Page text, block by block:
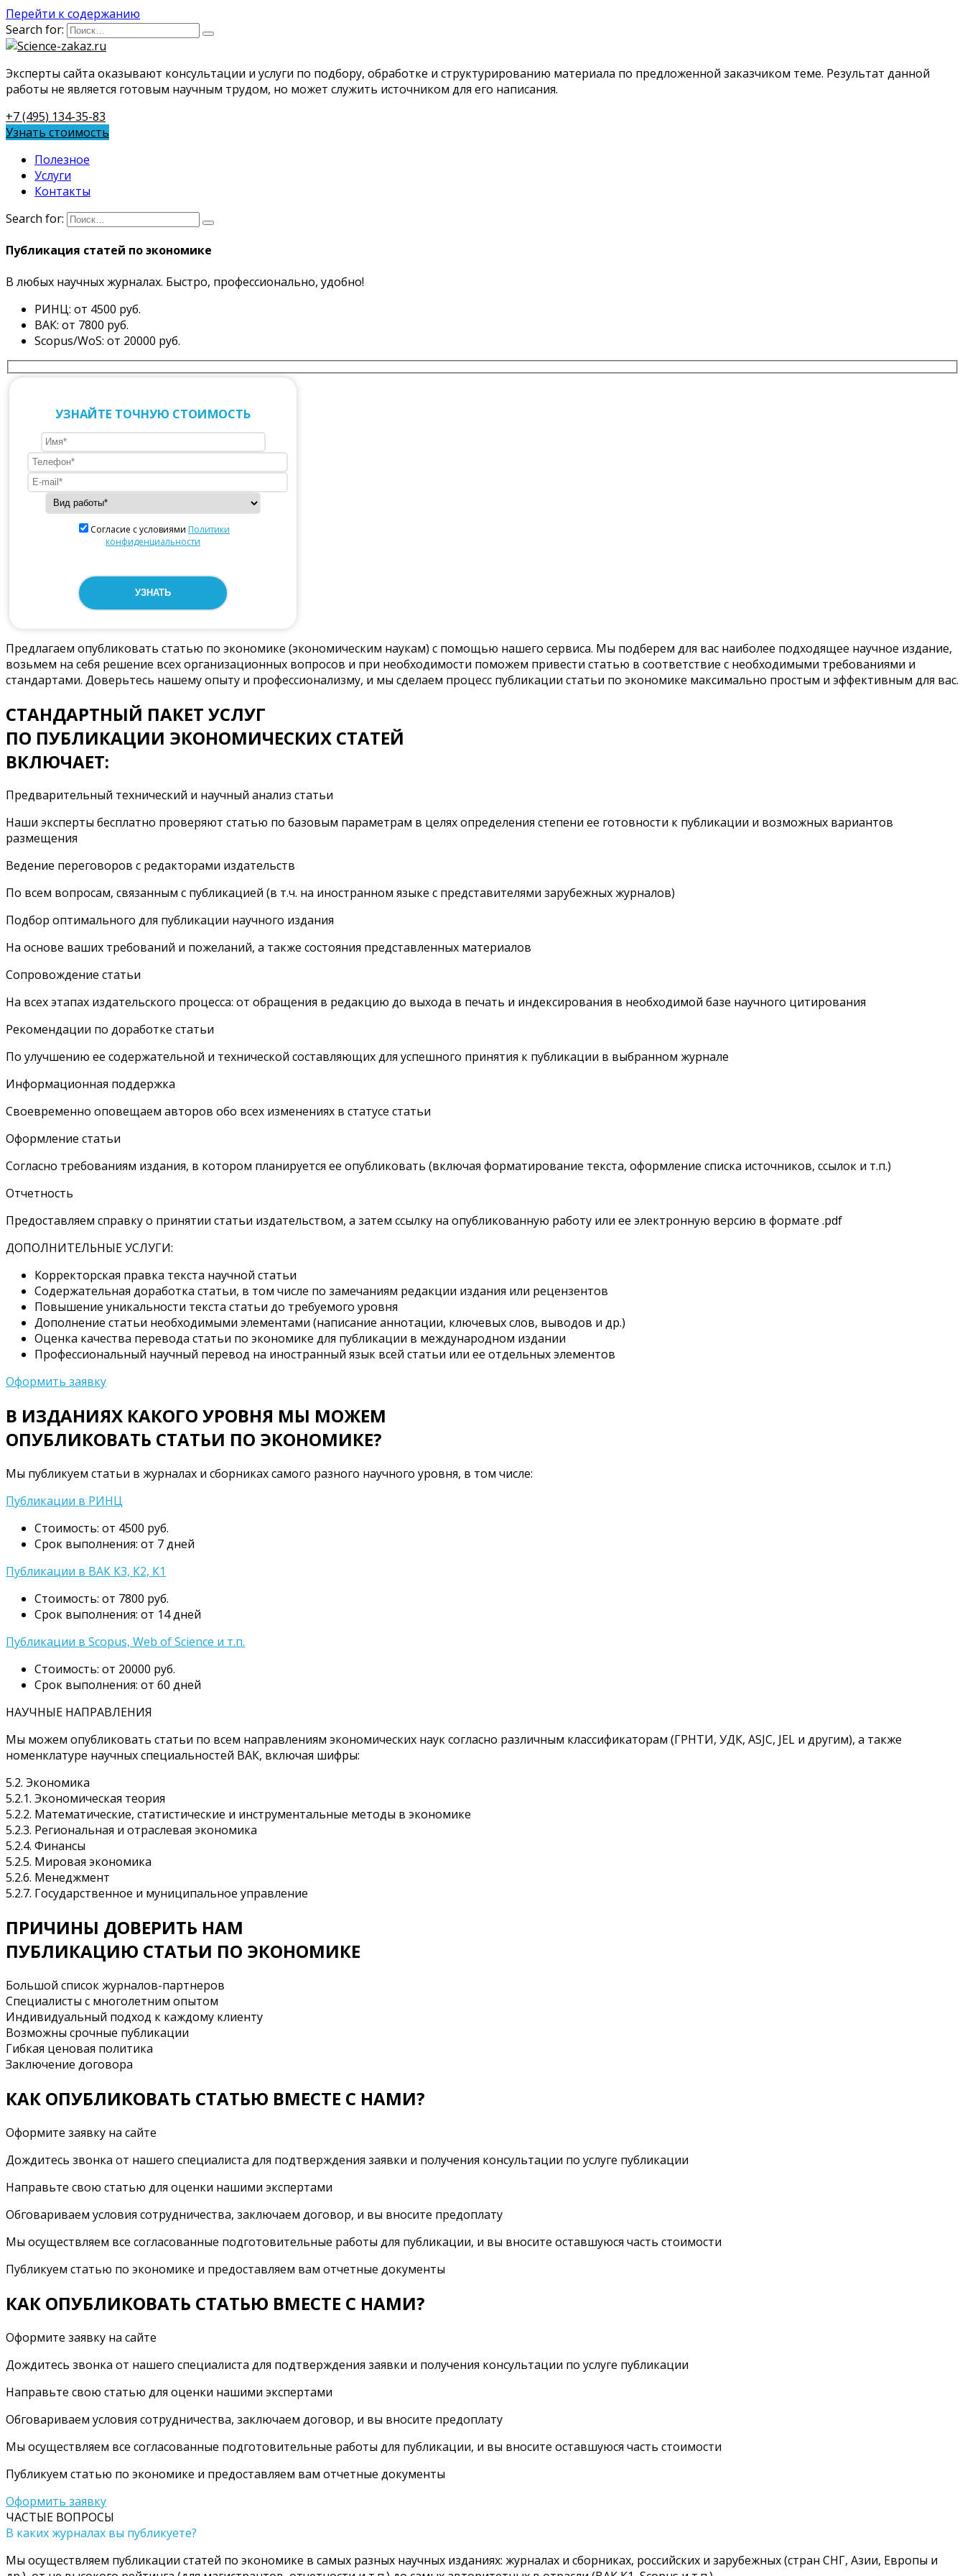
Перейти к содержанию
Search for:
Эксперты сайта оказывают консультации и услуги по подбору, обработке и структурированию материала по предложенной заказчиком теме. Результат данной
работы не является готовым научным трудом, но может служить источником для его написания.
+7 (495) 134-35-83
Узнать стоимость
Полезное
Услуги
Контакты
Search for:
Публикация статей по экономике
В любых научных журналах. Быстро, профессионально, удобно!
РИНЦ: от 4500 руб.
ВАК: от 7800 руб.
Scopus/WoS: от 20000 руб.
УЗНАЙТЕ ТОЧНУЮ СТОИМОСТЬ
Согласие с условиями Политики
конфиденциальности
Оставьте это поле пустым.
Предлагаем опубликовать статью по экономике (экономическим наукам) с помощью нашего сервиса. Мы подберем для вас наиболее подходящее научное издание,
возьмем на себя решение всех организационных вопросов и при необходимости поможем привести статью в соответствие с необходимыми требованиями и
стандартами. Доверьтесь нашему опыту и профессионализму, и мы сделаем процесс публикации статьи по экономике максимально простым и эффективным для вас.
СТАНДАРТНЫЙ ПАКЕТ УСЛУГ
ПО ПУБЛИКАЦИИ ЭКОНОМИЧЕСКИХ СТАТЕЙ
ВКЛЮЧАЕТ:
Предварительный технический и научный анализ статьи
Наши эксперты бесплатно проверяют статью по базовым параметрам в целях определения степени ее готовности к публикации и возможных вариантов
размещения
Ведение переговоров с редакторами издательств
По всем вопросам, связанным с публикацией (в т.ч. на иностранном языке с представителями зарубежных журналов)
Подбор оптимального для публикации научного издания
На основе ваших требований и пожеланий, а также состояния представленных материалов
Сопровождение статьи
На всех этапах издательского процесса: от обращения в редакцию до выхода в печать и индексирования в необходимой базе научного цитирования
Рекомендации по доработке статьи
По улучшению ее содержательной и технической составляющих для успешного принятия к публикации в выбранном журнале
Информационная поддержка
Своевременно оповещаем авторов обо всех изменениях в статусе статьи
Оформление статьи
Согласно требованиям издания, в котором планируется ее опубликовать (включая форматирование текста, оформление списка источников, ссылок и т.п.)
Отчетность
Предоставляем справку о принятии статьи издательством, а затем ссылку на опубликованную работу или ее электронную версию в формате .pdf
ДОПОЛНИТЕЛЬНЫЕ УСЛУГИ:
Корректорская правка текста научной статьи
Содержательная доработка статьи, в том числе по замечаниям редакции издания или рецензентов
Повышение уникальности текста статьи до требуемого уровня
Дополнение статьи необходимыми элементами (написание аннотации, ключевых слов, выводов и др.)
Оценка качества перевода статьи по экономике для публикации в международном издании
Профессиональный научный перевод на иностранный язык всей статьи или ее отдельных элементов
Оформить заявку
В ИЗДАНИЯХ КАКОГО УРОВНЯ МЫ МОЖЕМ
ОПУБЛИКОВАТЬ СТАТЬИ ПО ЭКОНОМИКЕ?
Мы публикуем статьи в журналах и сборниках самого разного научного уровня, в том числе:
Публикации в РИНЦ
Стоимость: от 4500 руб.
Срок выполнения: от 7 дней
Публикации в ВАК К3, К2, К1
Стоимость: от 7800 руб.
Срок выполнения: от 14 дней
Публикации в Scopus, Web of Science и т.п.
Стоимость: от 20000 руб.
Срок выполнения: от 60 дней
НАУЧНЫЕ НАПРАВЛЕНИЯ
Мы можем опубликовать статьи по всем направлениям экономических наук согласно различным классификаторам (ГРНТИ, УДК, ASJC, JEL и другим), а также
номенклатуре научных специальностей ВАК, включая шифры:
5.2. Экономика
5.2.1. Экономическая теория
5.2.2. Математические, статистические и инструментальные методы в экономике
5.2.3. Региональная и отраслевая экономика
5.2.4. Финансы
5.2.5. Мировая экономика
5.2.6. Менеджмент
5.2.7. Государственное и муниципальное управление
ПРИЧИНЫ ДОВЕРИТЬ НАМ
ПУБЛИКАЦИЮ СТАТЬИ ПО ЭКОНОМИКЕ
Большой список журналов-партнеров
Специалисты с многолетним опытом
Индивидуальный подход к каждому клиенту
Возможны срочные публикации
Гибкая ценовая политика
Заключение договора
КАК ОПУБЛИКОВАТЬ СТАТЬЮ ВМЕСТЕ С НАМИ?
Оформите заявку на сайте
Дождитесь звонка от нашего специалиста для подтверждения заявки и получения консультации по услуге публикации
Направьте свою статью для оценки нашими экспертами
Обговариваем условия сотрудничества, заключаем договор, и вы вносите предоплату
Мы осуществляем все согласованные подготовительные работы для публикации, и вы вносите оставшуюся часть стоимости
Публикуем статью по экономике и предоставляем вам отчетные документы
КАК ОПУБЛИКОВАТЬ СТАТЬЮ ВМЕСТЕ С НАМИ?
Оформите заявку на сайте
Дождитесь звонка от нашего специалиста для подтверждения заявки и получения консультации по услуге публикации
Направьте свою статью для оценки нашими экспертами
Обговариваем условия сотрудничества, заключаем договор, и вы вносите предоплату
Мы осуществляем все согласованные подготовительные работы для публикации, и вы вносите оставшуюся часть стоимости
Публикуем статью по экономике и предоставляем вам отчетные документы
Оформить заявку
ЧАСТЫЕ ВОПРОСЫ
В каких журналах вы публикуете?
Мы осуществляем публикации статей по экономике в самых разных научных изданиях: журналах и сборниках, российских и зарубежных (стран СНГ, Азии, Европы и